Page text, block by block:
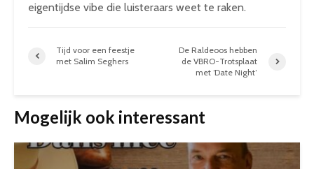
eigentijdse vibe die luisteraars weet te raken.
Tijd voor een feestje
met Salim Seghers
De Raldeoos hebben
de VBRO-Trotsplaat
met ‘Date Night’
Mogelijk ook interessant